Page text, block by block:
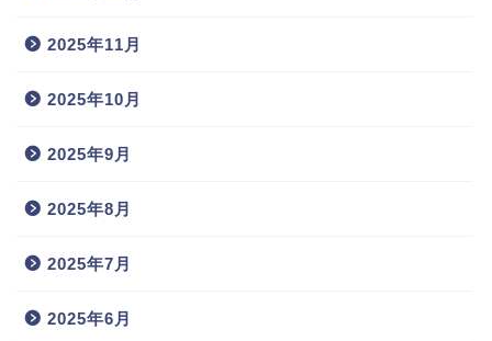
2025年11月
2025年10月
2025年9月
2025年8月
2025年7月
2025年6月